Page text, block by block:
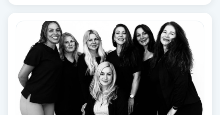
Regndroppsmassage
Reikihealing
Reiki massage